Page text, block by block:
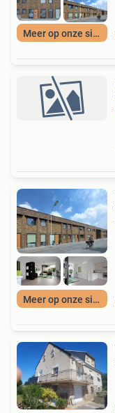
Meer op onze site
Meer op onze site